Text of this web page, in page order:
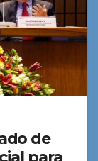
de
para